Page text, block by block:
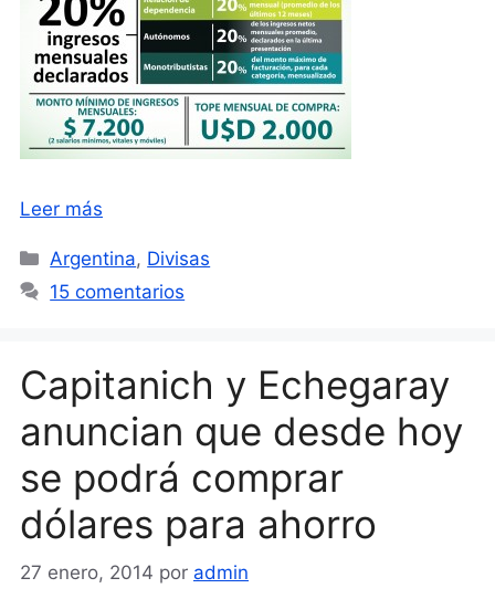
Leer más
Categorías
Argentina, Divisas
15 comentarios
Capitanich y Echegaray
anuncian que desde hoy
se podrá comprar
dólares para ahorro
27 enero, 2014 por admin